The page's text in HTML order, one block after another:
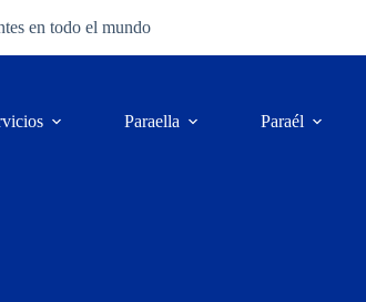
en todo el mundo
Paraella Paraél